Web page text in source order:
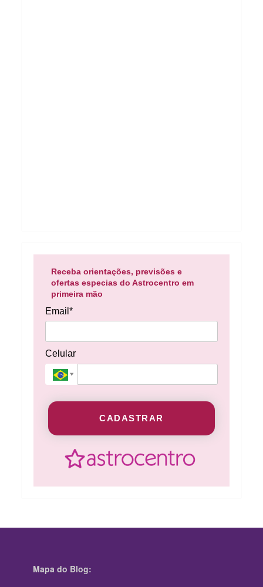
Receba orientações, previsões e
ofertas especias do Astrocentro em
primeira mão
Email*
Celular
CADASTRAR
Mapa do Blog: